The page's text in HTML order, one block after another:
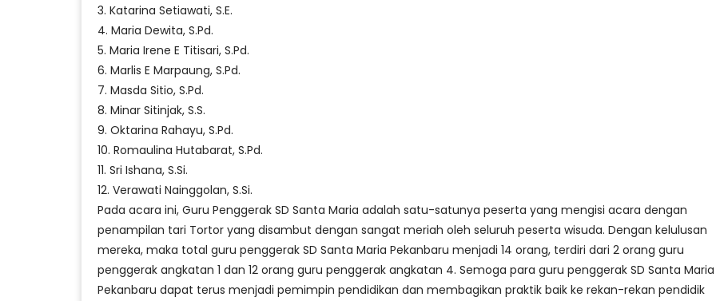
3. Katarina Setiawati, S.E.
4. Maria Dewita, S.Pd.
5. Maria Irene E Titisari, S.Pd.
6. Marlis E Marpaung, S.Pd.
7. Masda Sitio, S.Pd.
8. Minar Sitinjak, S.S.
9. Oktarina Rahayu, S.Pd.
10. Romaulina Hutabarat, S.Pd.
11. Sri Ishana, S.Si.
12. Verawati Nainggolan, S.Si.
Pada acara ini, Guru Penggerak SD Santa Maria adalah satu-satunya peserta yang mengisi acara dengan
penampilan tari Tortor yang disambut dengan sangat meriah oleh seluruh peserta wisuda. Dengan kelulusan
mereka, maka total guru penggerak SD Santa Maria Pekanbaru menjadi 14 orang, terdiri dari 2 orang guru
penggerak angkatan 1 dan 12 orang guru penggerak angkatan 4. Semoga para guru penggerak SD Santa Maria
Pekanbaru dapat terus menjadi pemimpin pendidikan dan membagikan praktik baik ke rekan-rekan pendidik